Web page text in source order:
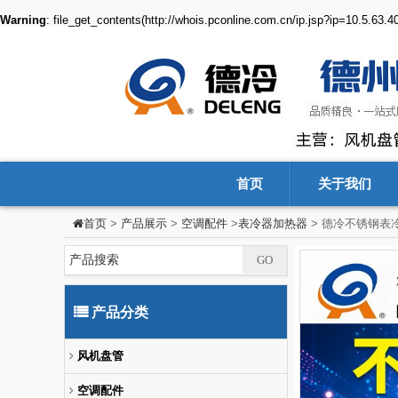
Warning: file_get_contents(http://whois.pconline.com.cn/
首页 关于我们
首页 > 产品展示 > 空调配件 >表冷器加热器 > 德冷不锈钢表
产品分类
风机盘管
空调配件